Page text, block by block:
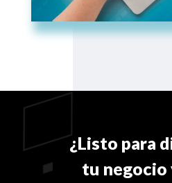
¿Listo para
tu negocio